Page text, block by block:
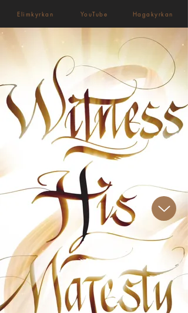
Elimkyrkan YouTube Hagakyrkan